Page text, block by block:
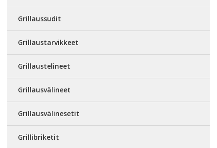
Grillaussudit
Grillaustarvikkeet
Grillaustelineet
Grillausvälineet
Grillausvälinesetit
Grillibriketit